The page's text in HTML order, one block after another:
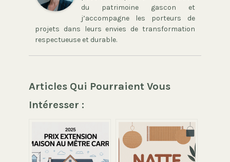
du patrimoine gascon et
j’accompagne les porteurs de
projets dans leurs envies de transformation
respectueuse et durable.
Articles Qui Pourraient Vous
Intéresser :